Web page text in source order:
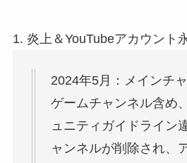
1. 炎上＆YouTubeアカウント
2024年5月：メインチ
ゲームチャンネル含め
ュニティガイドライン
ャンネルが削除され、